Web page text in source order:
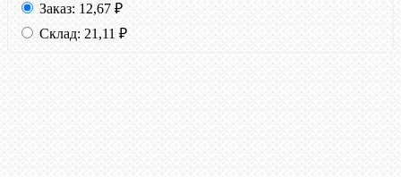
Заказ: 12,67 ₽
Склад: 21,11 ₽